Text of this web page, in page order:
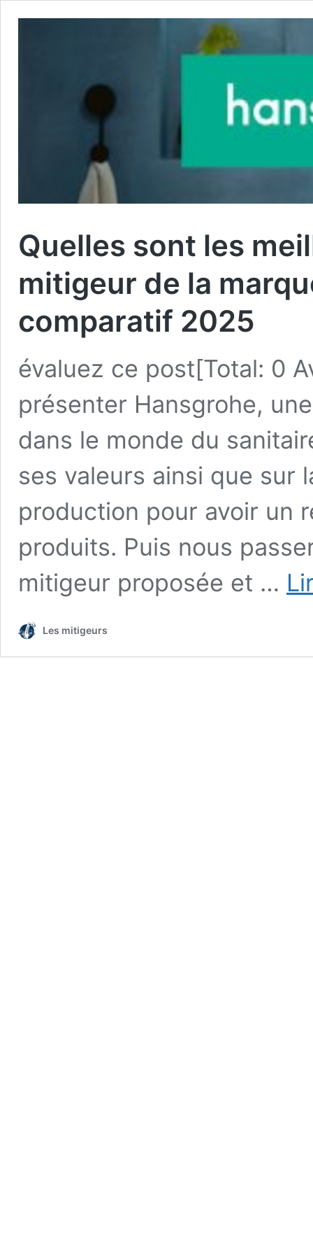
Quelles sont les
mitigeur de la
comparatif 2025
évaluez ce post[Total: 0
présenter Hansgrohe,
dans le monde du
ses valeurs ainsi que sur
production pour avoir un
produits. Puis nous
mitigeur proposée et …
Les mitigeurs